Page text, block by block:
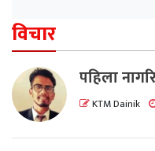
विचार
पहिला
KTM Dainik